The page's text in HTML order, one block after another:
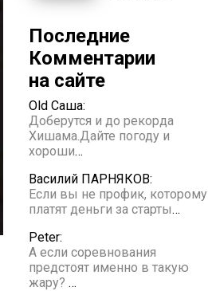
Последние
Комментарии
на сайте
Old Саша:
Доберутся и до рекорда
Хишама.Дайте погоду и
хороши…
Василий ПАРНЯКОВ:
Если вы не профик, которому
платят деньги за старты…
Peter:
А если соревнования
предстоят именно в такую
жару? …